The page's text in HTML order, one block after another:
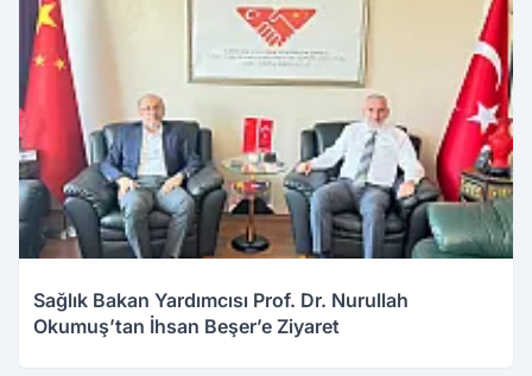
Sağlık Bakan Yardımcısı Prof. Dr. Nurullah
Okumuş’tan İhsan Beşer’e Ziyaret